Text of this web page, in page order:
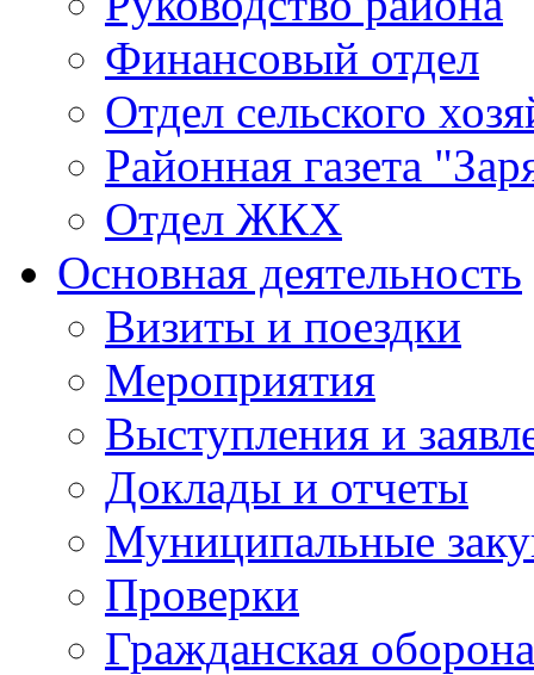
Финансовый отдел
Отдел сельского
Районная газета
Отдел ЖКХ
Основная деятельность
Визиты и поездки
Мероприятия
Выступления и
Доклады и отчеты
Муниципальные
Проверки
Гражданская